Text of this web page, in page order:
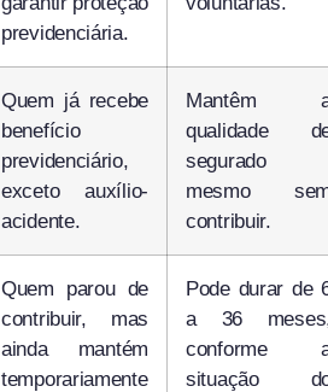
previdenciária.
Quem já recebe
benefício
previdenciário,
exceto auxílio-
acidente.
Mantêm
qualidade
segurado
mesmo
contribuir.
Quem parou de
contribuir, mas
ainda mantém
temporariamente
Pode durar de
a 36
conforme
situação